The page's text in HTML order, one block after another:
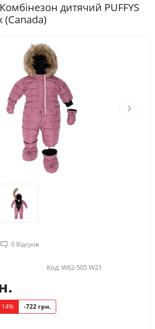
дитячий PUFFYS
(Canada)
›
0 Відгуків
4Y
(А) 104/110
(B) 56
52
62
Код:W62-505 W21
14% -722 грн.